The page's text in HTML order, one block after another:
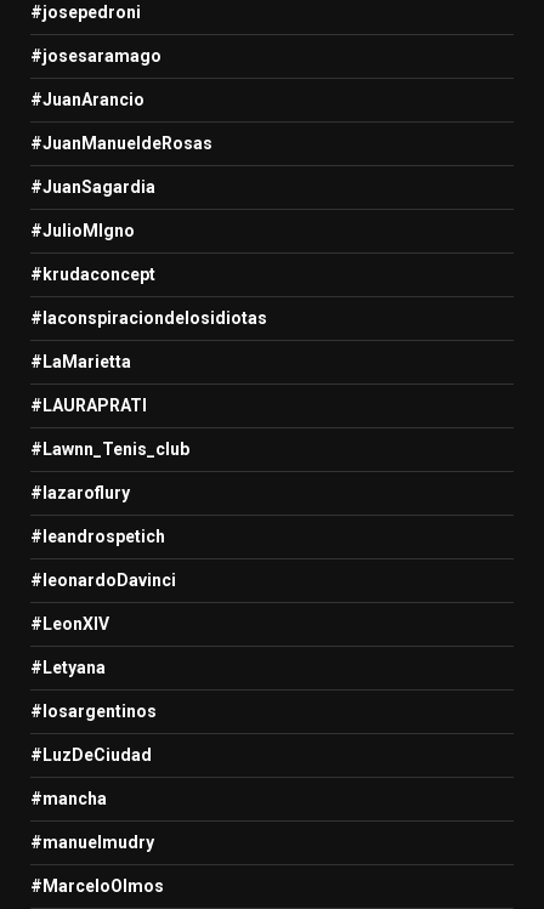
#josepedroni
#josesaramago
#JuanArancio
#JuanManueldeRosas
#JuanSagardia
#JulioMIgno
#krudaconcept
#laconspiraciondelosidiotas
#LaMarietta
#LAURAPRATI
#Lawnn_Tenis_club
#lazaroflury
#leandrospetich
#leonardoDavinci
#LeonXIV
#Letyana
#losargentinos
#LuzDeCiudad
#mancha
#manuelmudry
#MarceloOlmos